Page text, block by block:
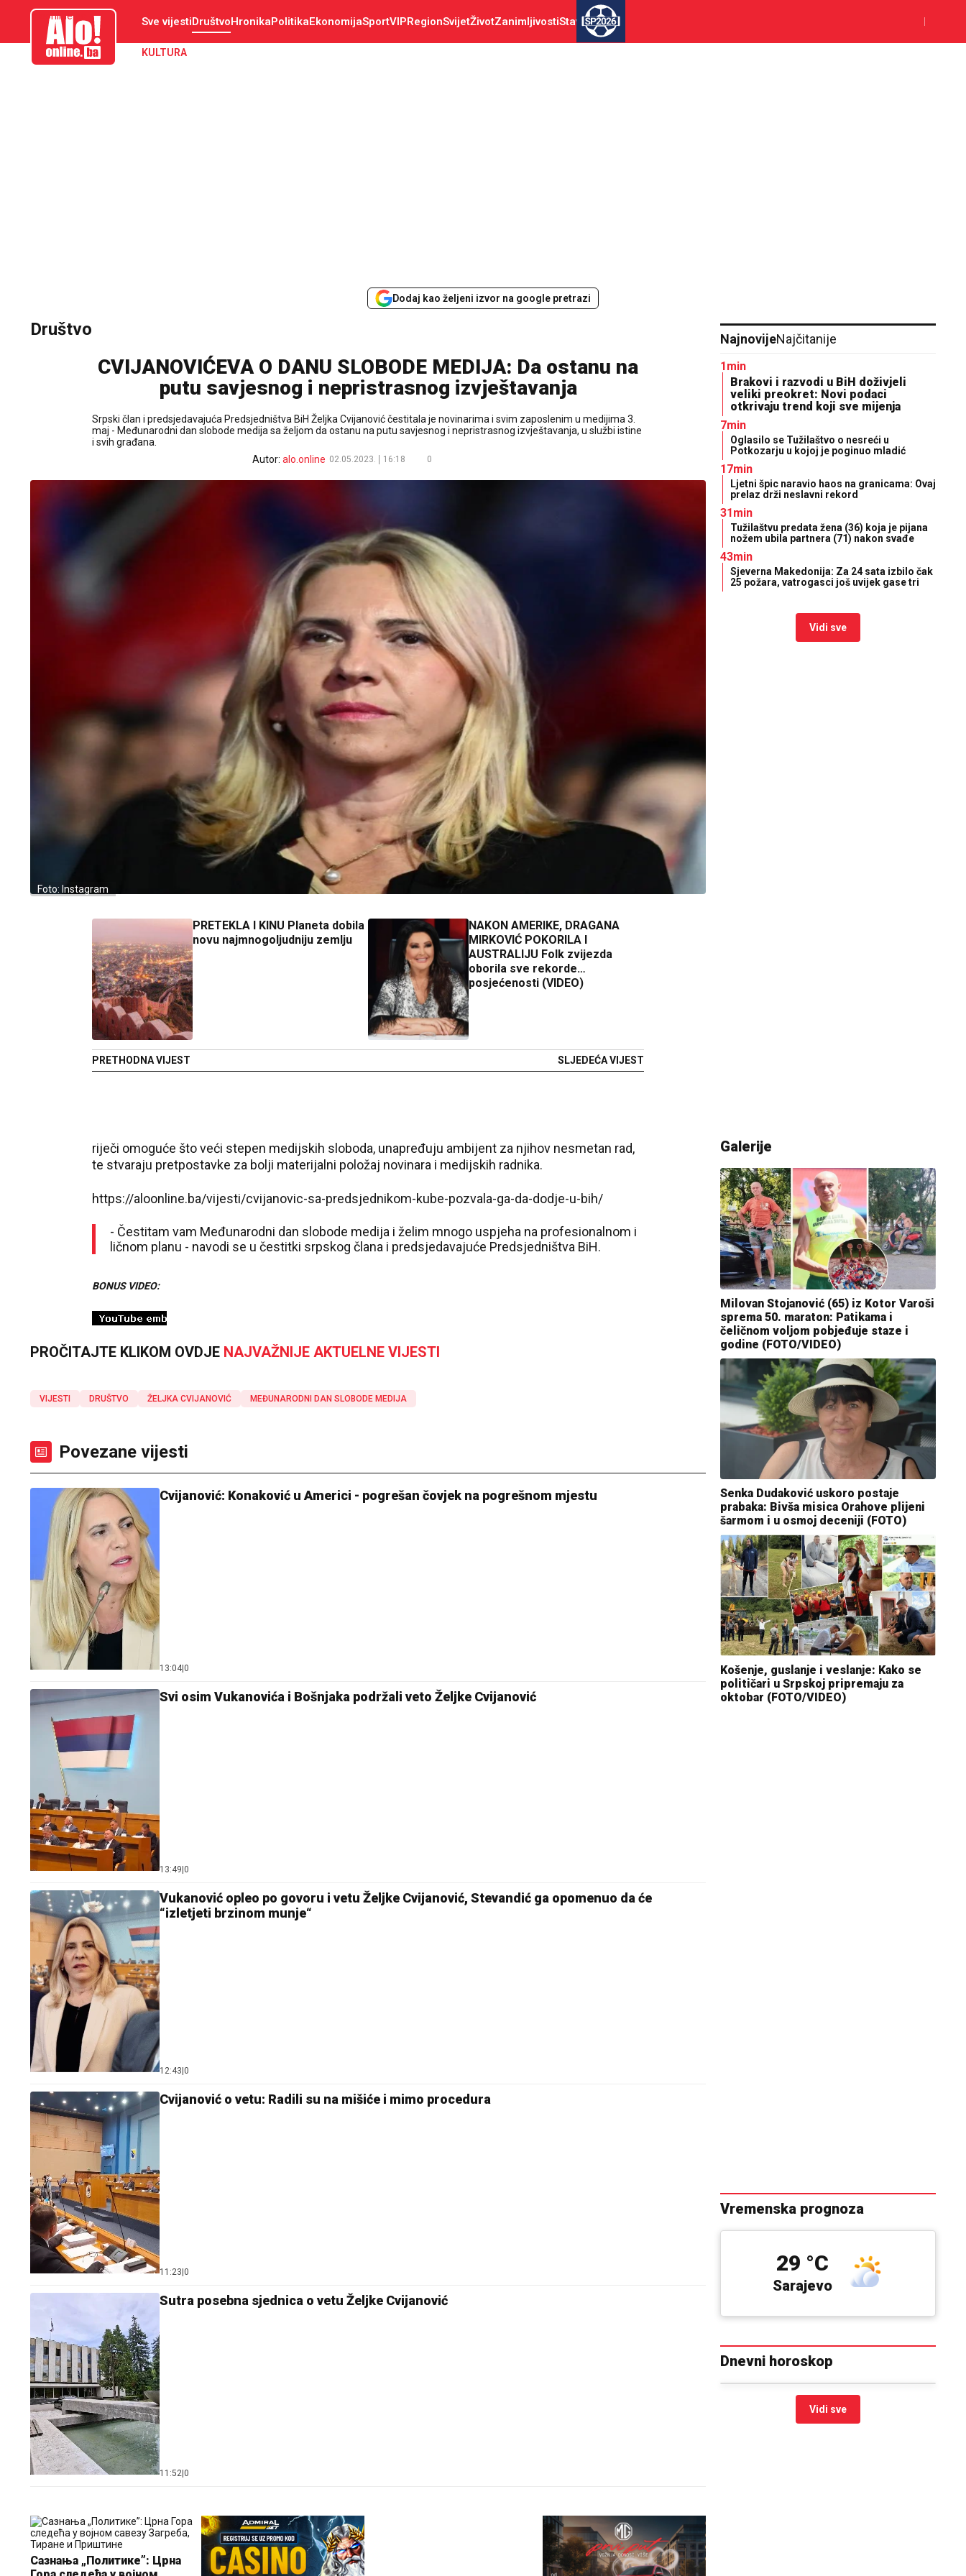
aloonline.ba Sve vijestiDruštvoHronikaPolitikaEkonomijaSportVIPRegionSvijetŽivotZanimljivostiStav SP2026
KULTURA
Dodaj kao željeni izvor na google pretrazi
Društvo
CVIJANOVIĆEVA O DANU SLOBODE MEDIJA: Da ostanu na
putu savjesnog i nepristrasnog izvještavanja
Srpski član i predsjedavajuća Predsjedništva BiH Željka Cvijanović čestitala je novinarima i svim zaposlenim u medijima 3.
maj - Međunarodni dan slobode medija sa željom da ostanu na putu savjesnog i nepristrasnog izvještavanja, u službi istine
i svih građana.
Autor: alo.online 02.05.2023. 16:18 0
Foto: Instagram
PRETEKLA I KINU Planeta dobila
novu najmnogoljudniju zemlju
PRETHODNA VIJEST
NAKON AMERIKE, DRAGANA
MIRKOVIĆ POKORILA I
AUSTRALIJU Folk zvijezda
oborila sve rekorde
posjećenosti (VIDEO)
SLJEDEĆA VIJEST
riječi omoguće što veći stepen medijskih sloboda, unapređuju ambijent za njihov nesmetan rad,
te stvaraju pretpostavke za bolji materijalni položaj novinara i medijskih radnika.
https://aloonline.ba/vijesti/cvijanovic-sa-predsjednikom-kube-pozvala-ga-da-dodje-u-bih/
- Čestitam vam Međunarodni dan slobode medija i želim mnogo uspjeha na profesionalnom i
ličnom planu - navodi se u čestitki srpskog člana i predsjedavajuće Predsjedništva BiH.
BONUS VIDEO:
PROČITAJTE KLIKOM OVDJE NAJVAŽNIJE AKTUELNE VIJESTI
VIJESTI DRUŠTVO ŽELJKA CVIJANOVIĆ MEĐUNARODNI DAN SLOBODE MEDIJA
Povezane vijesti
Cvijanović: Konaković u Americi - pogrešan čovjek na pogrešnom mjestu
13:04 0
Svi osim Vukanovića i Bošnjaka podržali veto Željke Cvijanović
13:49 0
Vukanović opleo po govoru i vetu Željke Cvijanović, Stevandić ga opomenuo da će
“izletjeti brzinom munje“
12:43 0
Cvijanović o vetu: Radili su na mišiće i mimo procedura
11:23 0
Sutra posebna sjednica o vetu Željke Cvijanović
11:52 0
Сазнања „Политике”: Црна
NajnovijeNajčitanije
1min
Brakovi i razvodi u BiH doživjeli
veliki preokret: Novi podaci
otkrivaju trend koji sve mijenja
7min
Oglasilo se Tužilaštvo o nesreći u
Potkozarju u kojoj je poginuo mladić
17min
Ljetni špic naravio haos na granicama: Ovaj
prelaz drži neslavni rekord
31min
Tužilaštvu predata žena (36) koja je pijana
nožem ubila partnera (71) nakon svađe
43min
Sjeverna Makedonija: Za 24 sata izbilo čak
25 požara, vatrogasci još uvijek gase tri
Vidi sve
Galerije
Milovan Stojanović (65) iz Kotor Varoši
sprema 50. maraton: Patikama i
čeličnom voljom pobjeđuje staze i
godine (FOTO/VIDEO)
Senka Dudaković uskoro postaje
prabaka: Bivša misica Orahove plijeni
šarmom i u osmoj deceniji (FOTO)
Košenje, guslanje i veslanje: Kako se
političari u Srpskoj pripremaju za
oktobar (FOTO/VIDEO)
Vremenska prognoza
Sarajevo
29 °C
Dnevni horoskop
Vidi sve